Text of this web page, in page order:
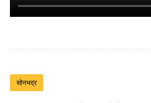
सोनभद्र